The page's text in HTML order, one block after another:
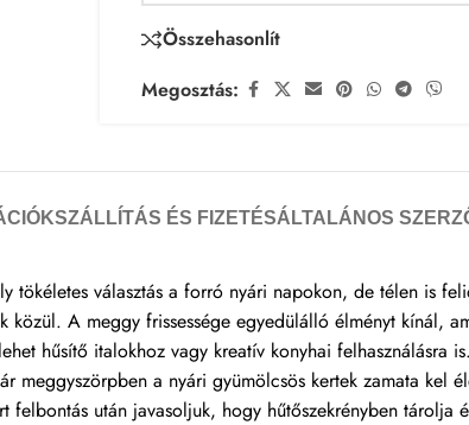
Összehasonlít
Megosztás:
SZÁLLÍTÁS ÉS FIZETÉSÁLTALÁNOS
tökéletes választás a forró nyári napokon, de télen is
A meggy frissessége egyedülálló élményt kínál,
hűsítő italokhoz vagy kreatív konyhai felhasználásra
a nyári gyümölcsös kertek zamata kel
felbontás után javasoljuk, hogy hűtőszekrényben tárolja